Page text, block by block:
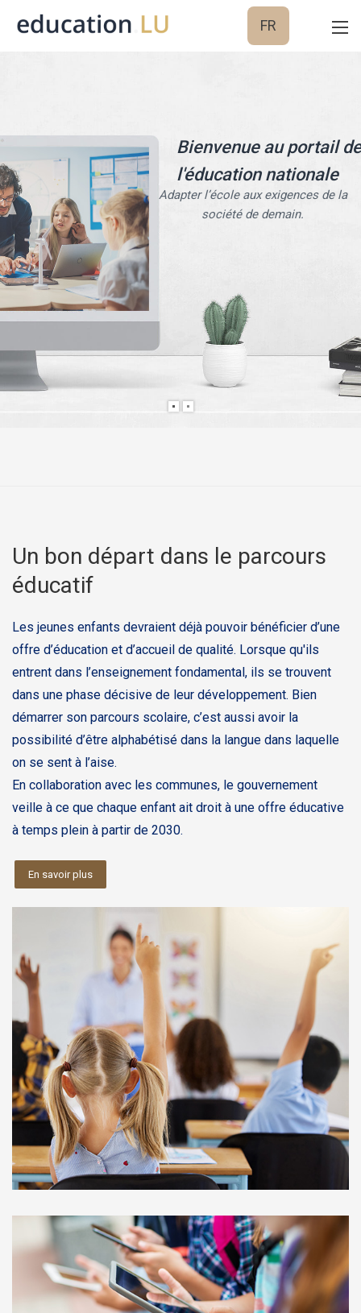
FR
Bienvenue au portail de
l'éducation nationale
Adapter l’école aux exigences de la
société de demain.
Un bon départ dans le parcours
éducatif
Les jeunes enfants devraient déjà pouvoir bénéficier d’une
offre d’éducation et d’accueil de qualité. Lorsque qu'ils
entrent dans l’enseignement fondamental, ils se trouvent
dans une phase décisive de leur développement. Bien
démarrer son parcours scolaire, c’est aussi avoir la
possibilité d’être alphabétisé dans la langue dans laquelle
on se sent à l’aise.
En collaboration avec les communes, le gouvernement
veille à ce que chaque enfant ait droit à une offre éducative
à temps plein à partir de 2030.
En savoir plus